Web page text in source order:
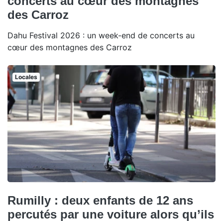
des Carroz
Dahu Festival 2026 : un week-end de concerts au
cœur des montagnes des Carroz
Locales
Rumilly : deux enfants de 12 ans
percutés par une voiture alors qu’ils